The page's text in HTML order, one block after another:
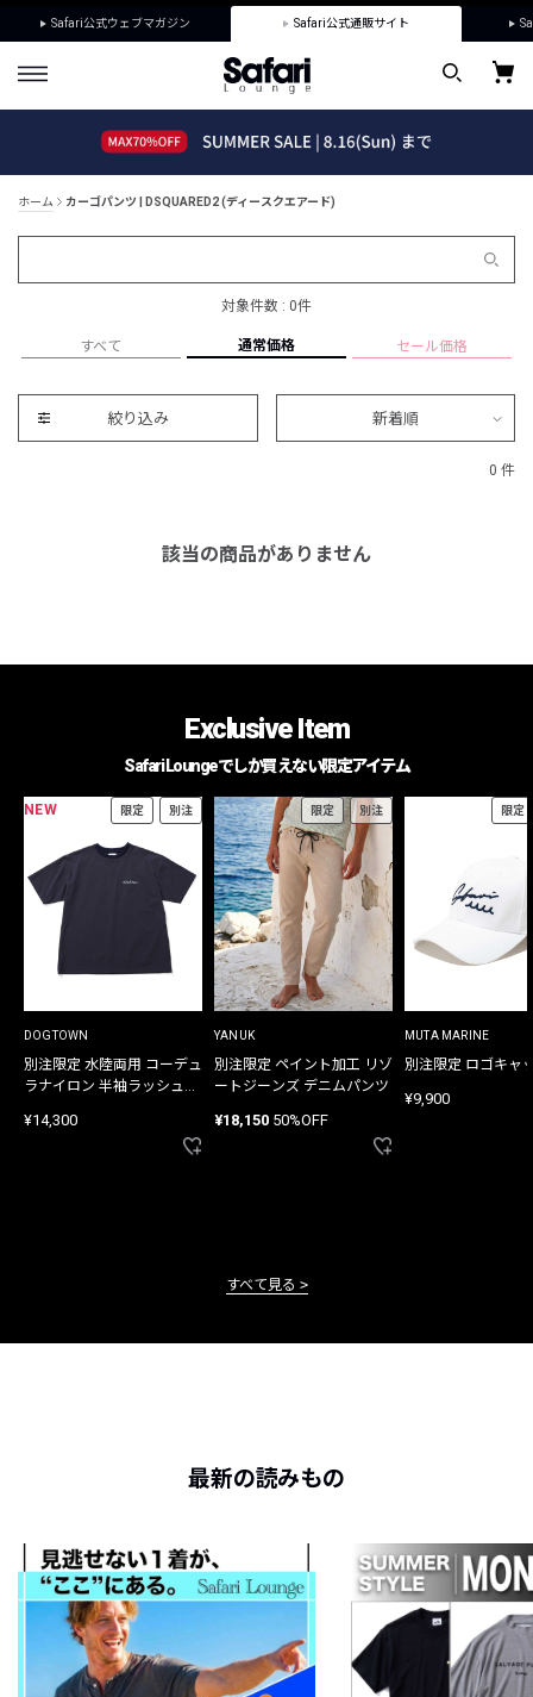
Safari公式ウェブマガジン Safari公式通販サイト
ホーム カーゴパンツ | DSQUARED2 (ディースクエアード)
対象件数 : 0件
すべて 通常価格 セール価格
絞り込み 新着順
0 件
該当の商品がありません
Exclusive Item
Safari Loungeでしか買えない限定アイテム
NEW 限定 別注
DOGTOWN
別注限定 水陸両用 コーデュ
ラナイロン 半袖ラッシュガ
¥14,300
限定 別注
YANUK
別注限定 ペイント加工 リゾ
ートジーンズ デニムパンツ
¥18,150 50%OFF
限定
MUTA MARINE
別注限定 ロゴキャ
¥9,900
すべて見る
最新の読みもの